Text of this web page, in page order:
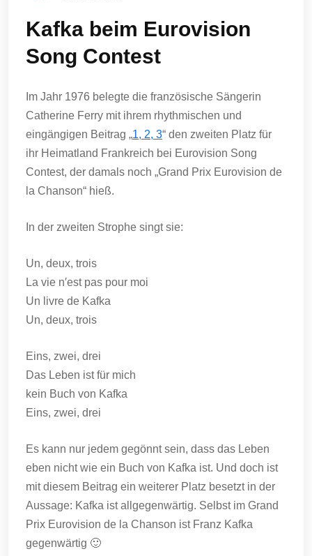
Kafka beim Eurovision
Song Contest
Im Jahr 1976 belegte die französische Sängerin
Catherine Ferry mit ihrem rhythmischen und
eingängigen Beitrag „1, 2, 3“ den zweiten Platz für
ihr Heimatland Frankreich bei Eurovision Song
Contest, der damals noch „Grand Prix Eurovision de
la Chanson“ hieß.
In der zweiten Strophe singt sie:
Un, deux, trois
La vie n′est pas pour moi
Un livre de Kafka
Un, deux, trois
Eins, zwei, drei
Das Leben ist für mich
kein Buch von Kafka
Eins, zwei, drei
Es kann nur jedem gegönnt sein, dass das Leben
eben nicht wie ein Buch von Kafka ist. Und doch ist
mit diesem Beitrag ein weiterer Platz besetzt in der
Aussage: Kafka ist allgegenwärtig. Selbst im Grand
Prix Eurovision de la Chanson ist Franz Kafka
gegenwärtig 🙂